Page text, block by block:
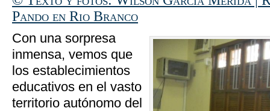
Pando en Rio Branco
Con una sorpresa
inmensa, vemos que
los establecimientos
educativos en el vasto
territorio autónomo del